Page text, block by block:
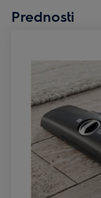
Prednosti